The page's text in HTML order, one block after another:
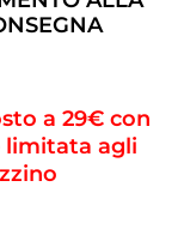
a 29€ con
limitata agli